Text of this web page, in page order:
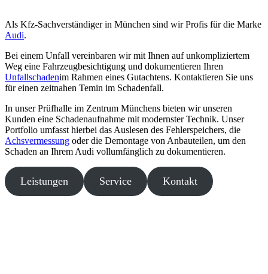
Als Kfz-Sachverständiger in München sind wir Profis für die Marke
Audi.
Bei einem Unfall vereinbaren wir mit Ihnen auf unkompliziertem
Weg eine Fahrzeugbesichtigung und dokumentieren Ihren
Unfallschadenim Rahmen eines Gutachtens. Kontaktieren Sie uns
für einen zeitnahen Temin im Schadenfall.
In unser Prüfhalle im Zentrum Münchens bieten wir unseren
Kunden eine Schadenaufnahme mit modernster Technik. Unser
Portfolio umfasst hierbei das Auslesen des Fehlerspeichers, die
Achsvermessung oder die Demontage von Anbauteilen, um den
Schaden an Ihrem Audi vollumfänglich zu dokumentieren.
Leistungen Service Kontakt